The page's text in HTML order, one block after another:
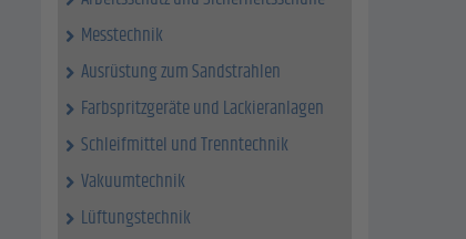
Messtechnik
Ausrüstung zum Sandstrahlen
Farbspritzgeräte und Lackieranlagen
Schleifmittel und Trenntechnik
Vakuumtechnik
Lüftungstechnik